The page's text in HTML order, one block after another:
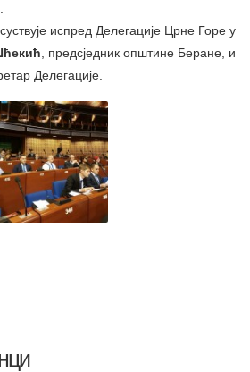
испред Делегације Црне Горе у
, предсједник општине Беране, и
Делегације.